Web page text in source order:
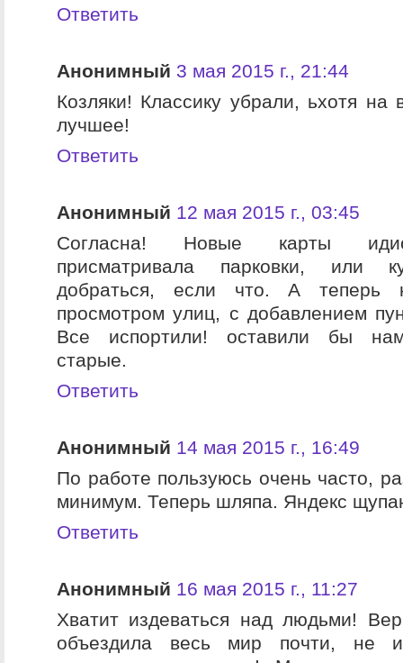
Ответить
Анонимный 3 мая 2015 г., 21:44
Козляки! Классику убрали, ьхотя на
лучшее!
Ответить
Анонимный 12 мая 2015 г., 03:45
Согласна! Новые карты
присматривала парковки, или
добраться, если что. А
просмотром улиц, с добавлением
Все испортили! оставили бы
старые.
Ответить
Анонимный 14 мая 2015 г., 16:49
По работе пользуюсь очень часто,
минимум. Теперь шляпа. Яндекс
Ответить
Анонимный 16 мая 2015 г., 11:27
Хватит издеваться над людьми!
объездила весь мир почти, не